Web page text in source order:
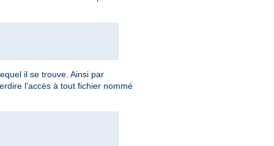
il se trouve. Ainsi par
l'accès à tout fichier nommé